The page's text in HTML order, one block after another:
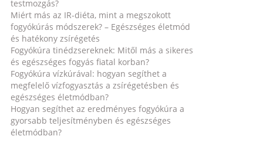
testmozgás?
Miért más az IR-diéta, mint a megszokott
fogyókúrás módszerek? – Egészséges életmód
és hatékony zsírégetés
Fogyókúra tinédzsereknek: Mitől más a sikeres
és egészséges fogyás fiatal korban?
Fogyókúra vízkúrával: hogyan segíthet a
megfelelő vízfogyasztás a zsírégetésben és
egészséges életmódban?
Hogyan segíthet az eredményes fogyókúra a
gyorsabb teljesítményben és egészséges
életmódban?